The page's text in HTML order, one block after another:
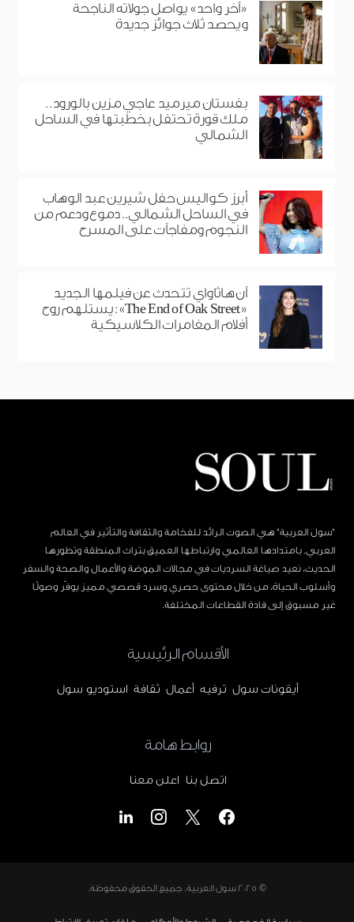
«آخر واحد» يواصل جولاته الناجحة
ويحصد ثلاث جوائز جديدة
بفستان ميرميد عاجي مزين بالورود..
ملك قورة تحتفل بخطبتها في الساحل
الشمالي
أبرز كواليس حفل شيرين عبد الوهاب
في الساحل الشمالي.. دموع ودعم من
النجوم ومفاجآت على المسرح
آن هاثاواي تتحدث عن فيلمها الجديد
«The End of Oak Street»: يستلهم روح
أفلام المغامرات الكلاسيكية
"سول العربية" هي الصوت الرائد للفخامة والثقافة والتأثير في العالم
العربي. بامتدادها العالمي وارتباطها العميق بتراث المنطقة وتطورها
الحديث، نعيد صياغة السرديات في مجالات الموضة والأعمال والصحة والسفر
وأسلوب الحياة، من خلال محتوى حصري وسرد قصصي مميز يوفّر وصولًا
غير مسبوق إلى قادة القطاعات المختلفة.
الأقسام الرئيسية
أيقونات سول ترفيه أعمال ثقافة استوديو سول
روابط هامة
اتصل بنا اعلن معنا
© 2025 سول العربية. جميع الحقوق محفوظة.